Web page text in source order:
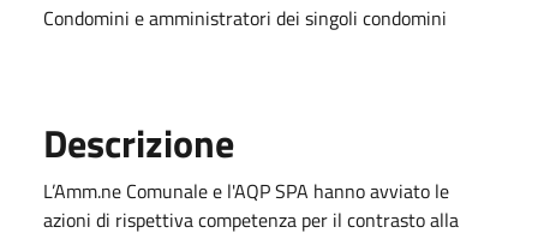
Condomini e amministratori dei singoli condomini
Descrizione
L’Amm.ne Comunale e l'AQP SPA hanno avviato le
azioni di rispettiva competenza per il contrasto alla